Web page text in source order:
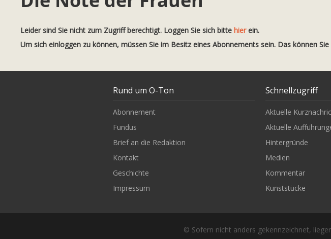
Leider sind Sie nicht zum Zugriff berechtigt. Loggen Sie sich bitte hierein.
Um sich einloggen zu können, müssen Sie im Besitz eines Abonnements sein. Das können Sie
© Sofern nicht anders gekennzeichnet,
Rund um O-Ton
Abonnement
Fundus
Brief an die Redaktion
Kontakt
Geschichte
Impressum
Schnellzugriff
Aktuelle
Aktuelle
Hintergründe
Medien
Kommentar
Kunststücke